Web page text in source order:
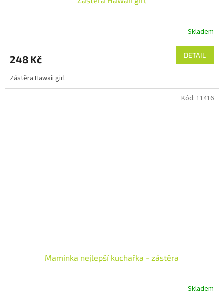
Skladem
248 Kč DETAIL
Zástěra Hawaii girl
Maminka nejlepší kuchařka - zástěra
Skladem
Kód: 11416